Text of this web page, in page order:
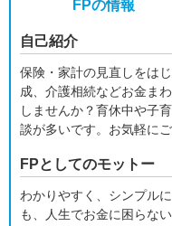
FPの情報
自己紹介
保険・家計の見直しをは
成、介護相続などお金ま
しませんか？育休中や子
談が多いです。お気軽にご
FPとしてのモットー
わかりやすく、シンプル
も、人生でお金に困らな